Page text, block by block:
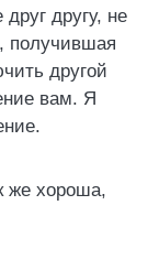
другу, не
получившая
другой
вам. Я
же хороша,